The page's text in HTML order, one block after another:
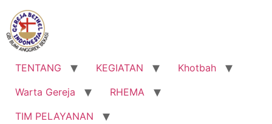
Lewati
konten
TENTANG KEGIATAN
Khotbah
Warta Gereja
RHEMA
TIM PELAYANAN